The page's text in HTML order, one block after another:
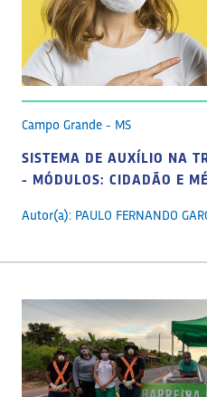
Campo Grande - MS
SISTEMA DE AUXÍLIO NA
- MÓDULOS: CIDADÃO E
Autor(a): PAULO FERNANDO